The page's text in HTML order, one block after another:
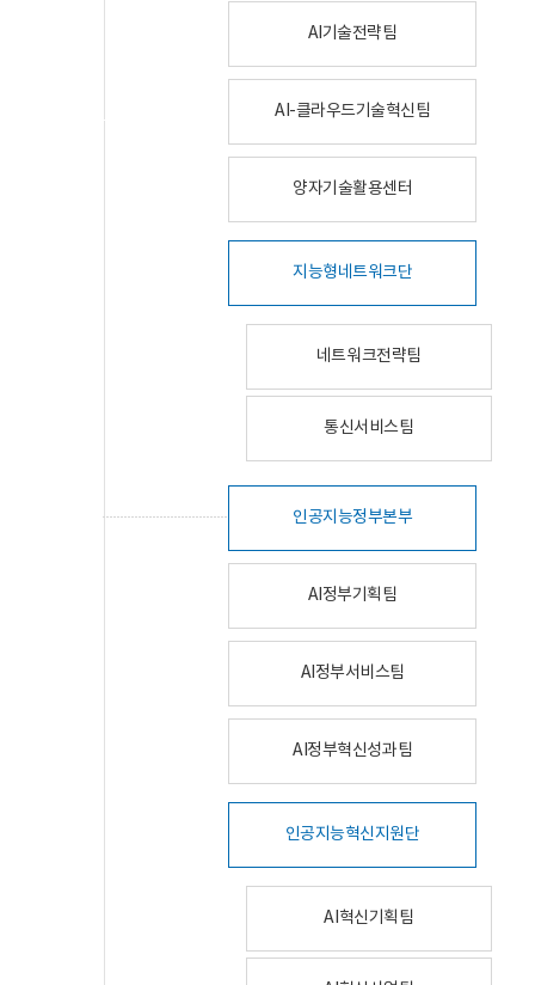
AI기술전략팀
AI-클라우드기술혁신팀
양자기술활용센터
지능형네트워크단
네트워크전략팀
통신서비스팀
인공지능정부본부
AI정부기획팀
AI정부서비스팀
AI정부혁신성과팀
인공지능혁신지원단
AI혁신기획팀